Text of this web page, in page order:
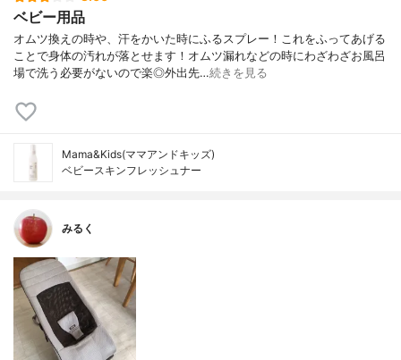
ベビー用品
オムツ換えの時や、汗をかいた時にふるスプレー！これをふってあげる
ことで身体の汚れが落とせます！オムツ漏れなどの時にわざわざお風呂
場で洗う必要がないので楽◎外出先…続きを見る
Mama&Kids(ママアンドキッズ)
ベビースキンフレッシュナー
みるく